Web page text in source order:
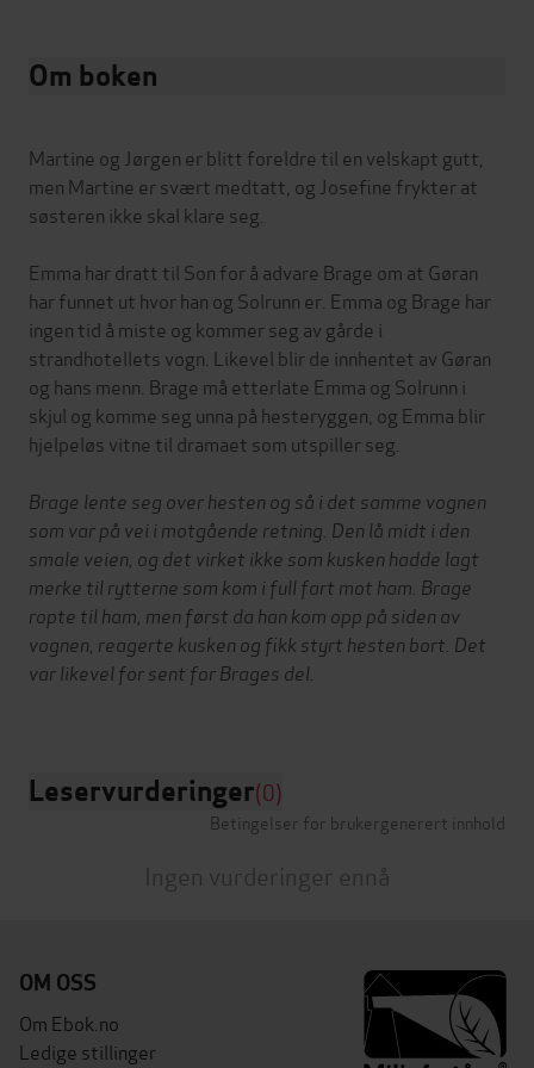
Om boken
Martine og Jørgen er blitt foreldre til en velskapt gutt,
men Martine er svært medtatt, og Josefine frykter at
søsteren ikke skal klare seg.
Emma har dratt til Son for å advare Brage om at Gøran
har funnet ut hvor han og Solrunn er. Emma og Brage har
ingen tid å miste og kommer seg av gårde i
strandhotellets vogn. Likevel blir de innhentet av Gøran
og hans menn. Brage må etterlate Emma og Solrunn i
skjul og komme seg unna på hesteryggen, og Emma blir
hjelpeløs vitne til dramaet som utspiller seg.
Brage lente seg over hesten og så i det samme vognen
som var på vei i motgående retning. Den lå midt i den
smale veien, og det virket ikke som kusken hadde lagt
merke til rytterne som kom i full fart mot ham. Brage
ropte til ham, men først da han kom opp på siden av
vognen, reagerte kusken og fikk styrt hesten bort. Det
var likevel for sent for Brages del.
Leservurderinger(0)
Betingelser for brukergenerert innhold
Ingen vurderinger ennå
OM OSS
Om Ebok.no
Ledige stillinger